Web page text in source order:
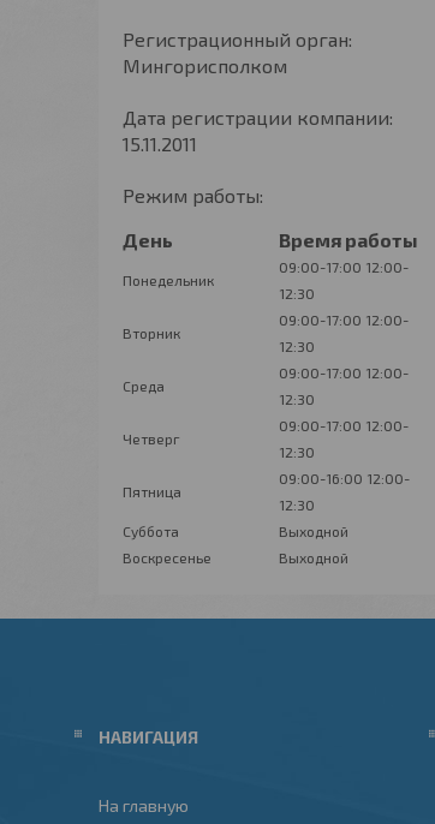
Регистрационный орган:
Мингорисполком
Дата регистрации компании:
15.11.2011
Режим работы:
День
Время работы
Понедельник
09:00-17:00 12:00-
12:30
Вторник
09:00-17:00 12:00-
12:30
Среда
09:00-17:00 12:00-
12:30
Четверг
09:00-17:00 12:00-
12:30
Пятница
09:00-16:00 12:00-
12:30
Суббота
Выходной
Воскресенье
Выходной
НАВИГАЦИЯ
На главную